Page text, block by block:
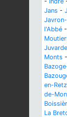
Jans -
l'Abbé -
Monts -
en-Retz
de-
La